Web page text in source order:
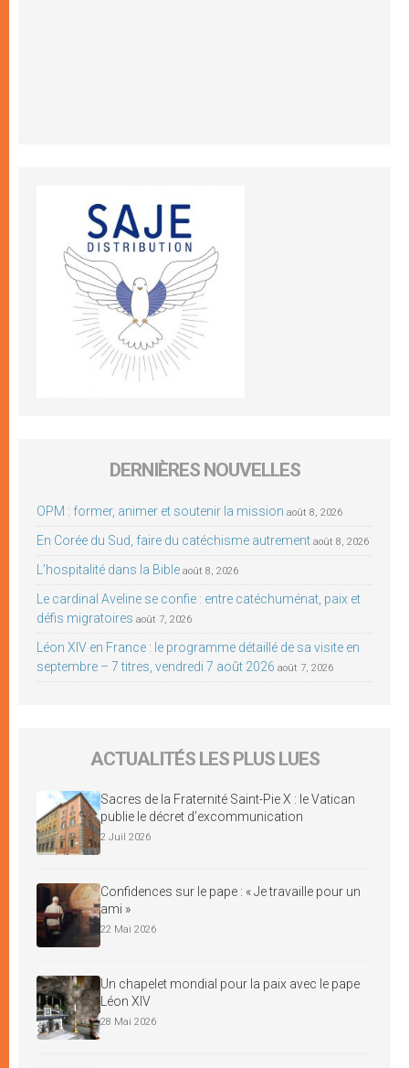
DERNIÈRES NOUVELLES
OPM : former, animer et soutenir la mission août 8, 2026
En Corée du Sud, faire du catéchisme autrement août 8, 2026
L’hospitalité dans la Bible août 8, 2026
Le cardinal Aveline se confie : entre catéchuménat, paix et
défis migratoires août 7, 2026
Léon XIV en France : le programme détaillé de sa visite en
septembre – 7 titres, vendredi 7 août 2026 août 7, 2026
ACTUALITÉS LES PLUS LUES
Sacres de la Fraternité Saint-Pie X : le Vatican
publie le décret d’excommunication
2 Juil 2026
Confidences sur le pape : « Je travaille pour un
ami »
22 Mai 2026
Un chapelet mondial pour la paix avec le pape
Léon XIV
28 Mai 2026